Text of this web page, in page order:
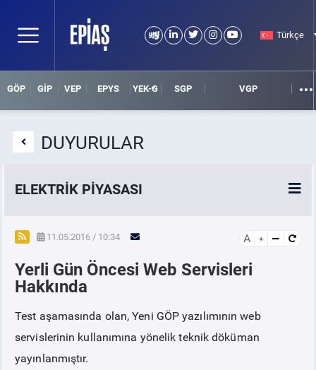
Türkçe
GÖP GİP VEP EPYS YEK-G SGP VGP
DUYURULAR
ELEKTRİK PİYASASI
SPOT ELEKTRİK PİYASALARI
ÖRNEK FİNANS BELGELERİ
VADELİ ELEKTRİK PİYASASI
PİYASAKAYIT
11.05.2016 / 10:34 A
Yerli Gün Öncesi Web Servisleri
Hakkında
Test aşamasında olan, Yeni GÖP yazılımının web
servislerinin kullanımına yönelik teknik döküman
yayınlanmıştır.